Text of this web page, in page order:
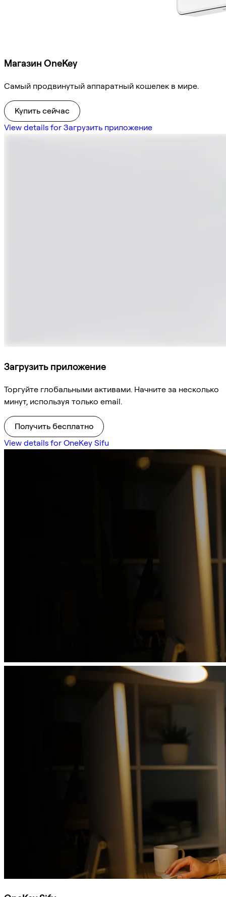
Магазин OneKey
Самый продвинутый аппаратный кошелек в мире.
Купить сейчас
View details for Загрузить приложение
Загрузить приложение
Торгуйте глобальными активами. Начните за несколько
минут, используя только email.
Получить бесплатно
View details for OneKey Sifu